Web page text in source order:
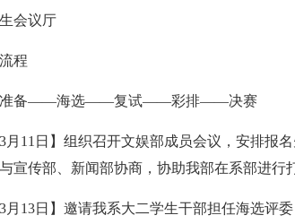
会议厅
程
准备——海选——复试——彩排——决赛
月11日】组织召开文娱部成员会议，安排报
宣传部、新闻部协商，协助我部在系部进行
月13日】邀请我系大二学生干部担任海选评